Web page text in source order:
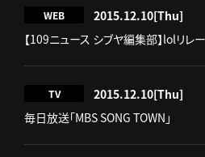
WEB 2015.12.10[Thu]
【109ニュース シブヤ編集部】lolリレ
TV 2015.12.10[Thu]
毎日放送「MBS SONG TOWN」